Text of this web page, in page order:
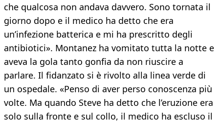
che qualcosa non andava davvero. Sono tornata il
giorno dopo e il medico ha detto che era
un’infezione batterica e mi ha prescritto degli
antibiotici». Montanez ha vomitato tutta la notte e
aveva la gola tanto gonfia da non riuscire a
parlare. Il fidanzato si è rivolto alla linea verde di
un ospedale. «Penso di aver perso conoscenza più
volte. Ma quando Steve ha detto che l’eruzione era
solo sulla fronte e sul collo, il medico ha escluso il